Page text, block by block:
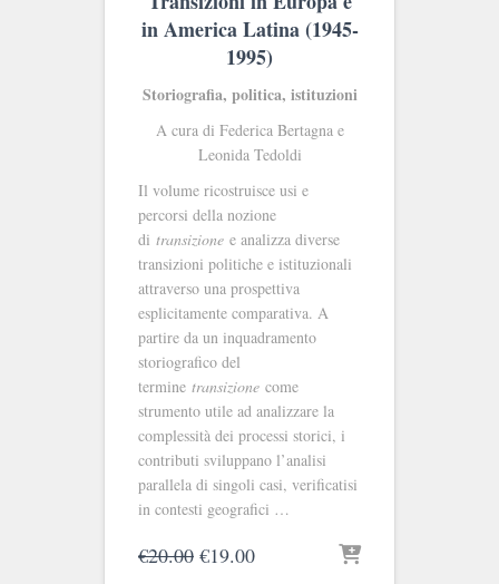
in America Latina (1945-
1995)
Storiografia, politica, istituzioni
A cura di Federica Bertagna e
Leonida Tedoldi
Il volume ricostruisce usi e
percorsi della nozione
di transizione e analizza diverse
transizioni politiche e istituzionali
attraverso una prospettiva
esplicitamente comparativa. A
partire da un inquadramento
storiografico del
termine transizione come
strumento utile ad analizzare la
complessità dei processi storici, i
contributi sviluppano l’analisi
parallela di singoli casi, verificatisi
in contesti geografici …
€20.00 Il
€19.00Il